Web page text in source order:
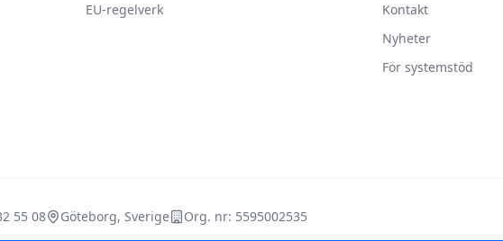
EU-regelverk
Kontakt
Nyheter
För systemstöd
55 08 Göteborg, Sverige Org. nr: 5595002535